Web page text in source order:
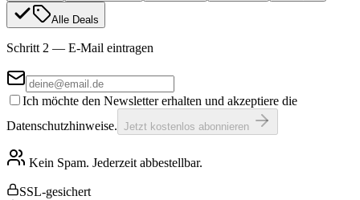
Alle Deals
Schritt 2 — E-Mail eintragen
Ich möchte den Newsletter erhalten und akzeptiere die
Datenschutzhinweise. Jetzt kostenlos abonnieren
Kein Spam. Jederzeit abbestellbar.
SSL-gesichert